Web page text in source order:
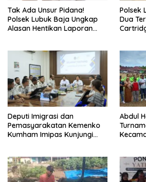
Tak Ada Unsur Pidana!
Polsek Lubuk Baja Ungkap
Alasan Hentikan Laporan
Polsek
Dua
Deputi Imigrasi dan
Pemasyarakatan Kemenko
Kumham Imipas Kunjungi
Abdul
Tahun